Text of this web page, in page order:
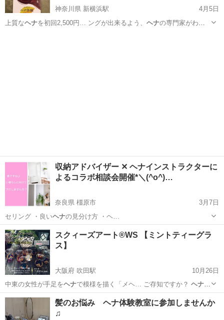
神奈川県 新横浜駅
4月5日
上質なヘナを初回2,500円… ングが出来るよう、 ヘナの専門家がわか
収納アドバイザー ✕ ヘナインストラクターに
よるコラボ相談会開催*＼(^o^)…
奈良県 橿原市
3月7日
セリング ・良いヘナの見分け方 ・ヘ…
奈良 橿原市 その他
スクィーズアート®︎WS 【ミントティーグラ
ス】
大阪府 吹田駅
10月26日
中東の女性が手足をヘナで模様を描く「メヘ… ご存知ですか？ ヘナを
円すい状のコーン… ５ もちろんヘナを使用して、メヘン…
大阪 吹田市 吹田駅 その他 アート
髪のお悩み ヘナ体験教室に参加しませんか
♫